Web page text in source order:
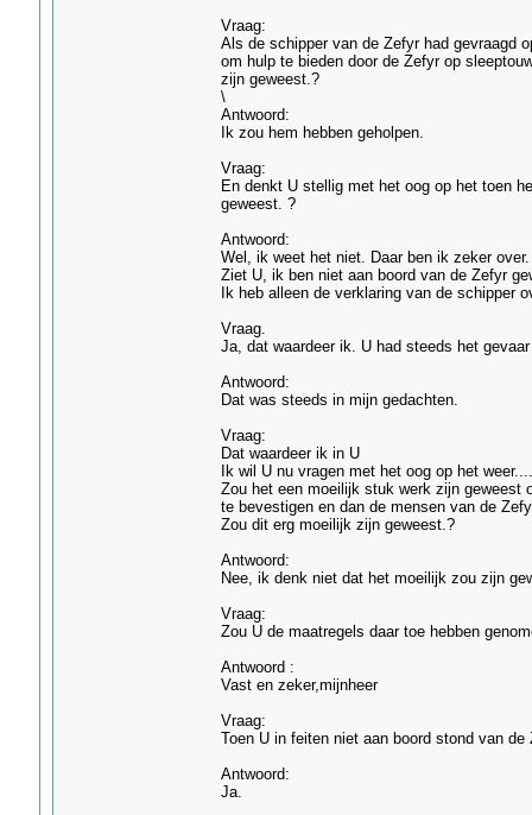
Vraag:
Als de schipper van de Zefyr had gevraagd
om hulp te bieden door de Zefyr op
zijn geweest.?
\
Antwoord:
Ik zou hem hebben geholpen.
Vraag:
En denkt U stellig met het oog op het toen
geweest. ?
Antwoord:
Wel, ik weet het niet. Daar ben ik zeker over.
Ziet U, ik ben niet aan boord van de Zefyr
Ik heb alleen de verklaring van de schipper
Vraag.
Ja, dat waardeer ik. U had steeds het
Antwoord:
Dat was steeds in mijn gedachten.
Vraag:
Dat waardeer ik in U
Ik wil U nu vragen met het oog op het
Zou het een moeilijk stuk werk zijn geweest
te bevestigen en dan de mensen van de
Zou dit erg moeilijk zijn geweest.?
Antwoord:
Nee, ik denk niet dat het moeilijk zou zijn
Vraag:
Zou U de maatregels daar toe hebben
Antwoord :
Vast en zeker,mijnheer
Vraag:
Toen U in feiten niet aan boord stond van
Antwoord:
Ja.